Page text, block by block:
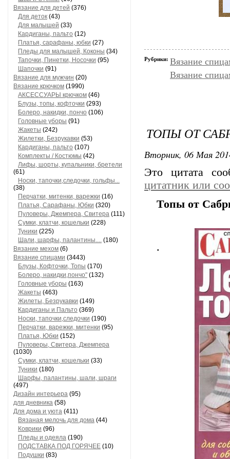
Вязание для детей (376)
Для деток (43)
Для малышей (33)
Кардиганы, пальто (12)
Платья, сарафаны, юбки (27)
Пледы для малышей, Коконы (34)
Тапочки, Пинетки, Носочки (95)
Шапочки (91)
Вязание для мужчин (20)
Вязание крючком (1990)
АКСЕССУАРЫ крючком (46)
Блузы, топы, кофточки (293)
Болеро, накидки, пончо (106)
Головные уборы (91)
Жакеты (242)
Жилетки, Безрукавки (53)
Кардиганы, пальто (107)
Комплекты / Костюмы (42)
Лифы, шорты, купальники, бретели
(61)
Носки, тапочки,следочки, гольфы...
(38)
Перчатки, митенки, варежки (16)
Платья, Сарафаны, Юбки (320)
Пуловеры, Джемпера, Свитера (111)
Сумки, клатчи, кошельки (228)
Туники (225)
Шали, шарфы, палантины.... (180)
Вязание мехом (6)
Вязание спицами (3443)
Блузы, Кофточки, Топы (170)
Болеро, накидки,пончо" (132)
Головные уборы (163)
Жакеты (463)
Жилеты, Безрукавки (149)
Кардиганы и Пальто (369)
Носки, тапочки,следочки (190)
Перчатки, варежки, митенки (95)
Платья, Юбки (152)
Пуловеры, Свитера, Джемпера
(1030)
Сумки, клатчи, кошельки (33)
Туники (180)
Шарфы, палантины, шали, шраги
(497)
Дизайн интерьера (95)
для дневника (58)
Для дома и уюта (411)
Вязаная мелочь для дома (44)
Коврики (96)
Пледы и одеяла (190)
ПОДСТАВКА ПОД ГОРЯЧЕЕ (10)
Подушки (83)
Рубрики: Вязание
Вязание
ТОПЫ ОТ
Вторник, 06 Мая
Это цитата
цитатник или
Топы от
.